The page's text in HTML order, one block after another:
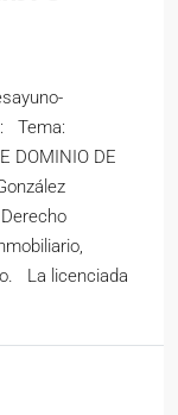
Tema:
DOMINIO DE
La licenciada